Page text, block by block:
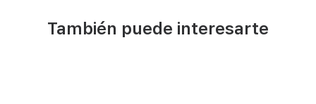
También puede interesarte